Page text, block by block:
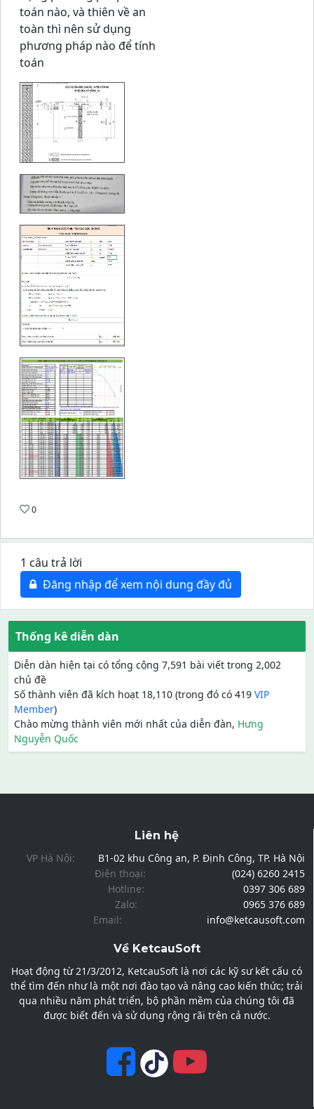
toán nào, và thiên về an
toàn thì nên sử dụng
phương pháp nào để tính
toán
0
1 câu trả lời
Đăng nhập để xem nội dung đầy đủ
Thống kê diễn dàn
Diễn dàn hiện tại có tổng cộng 7,591 bài viết trong 2,002
chủ đề
Số thành viên đã kích hoạt 18,110 (trong đó có 419 VIP
Member)
Chào mừng thành viên mới nhất của diễn đàn, Hưng
Nguyễn Quốc
Liên hệ
VP Hà Nội:
B1-02 khu Công an, P. Định Công, TP. Hà Nội
Điện thoại:
(024) 6260 2415
Hotline:
0397 306 689
Zalo:
0965 376 689
Email:
info@ketcausoft.com
Về KetcauSoft
Hoạt động từ 21/3/2012, KetcauSoft là nơi các kỹ sư kết cấu có
thể tìm đến như là một nơi đào tạo và nâng cao kiến thức; trải
qua nhiều năm phát triển, bộ phần mềm của chúng tôi đã
được biết đến và sử dụng rộng rãi trên cả nước.